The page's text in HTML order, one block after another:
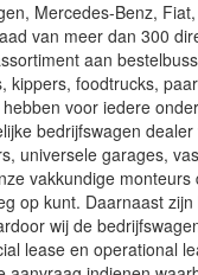
Mercedes-Benz,
van meer dan 300
aan
kippers, foodtrucks,
voor iedere
bedrijfswagen
universele garages,
vakkundige monteurs
op kunt. Daarnaast
wij de
lease en operational